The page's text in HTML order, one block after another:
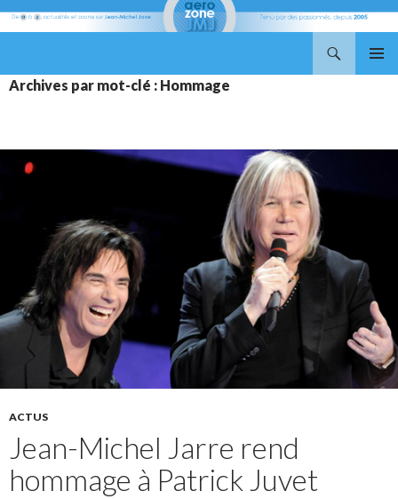
AU
Archives par mot-clé : Hommage
ACTUS
Jean-Michel Jarre rend
hommage à Patrick Juvet